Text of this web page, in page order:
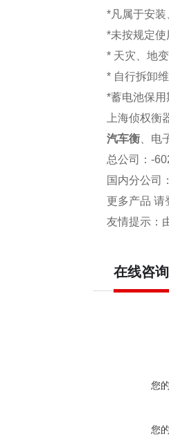
*凡属于安
*未按规定
* 天灾、地
* 自行拆卸
*蓄电池保用
上海侦权
汽车衡 、
总公司
：-
国内分公司
更多产品 请
友情提示：
在线咨询
您
您